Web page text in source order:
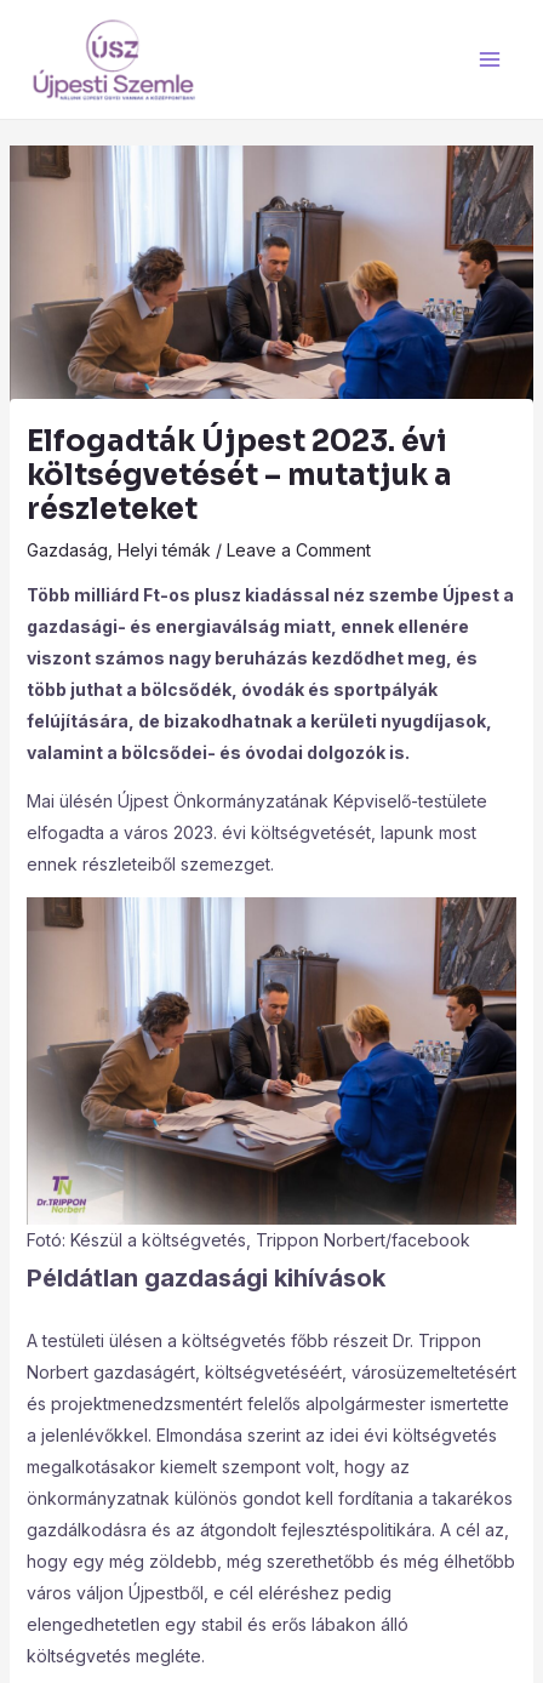
content
Elfogadták Újpest 2023. évi
költségvetését – mutatjuk a
részleteket
Gazdaság Helyi témák / Leave a Comment
Több milliárd Ft-os plusz kiadással néz szembe Újpest a
gazdasági- és energiaválság miatt, ennek ellenére
viszont számos nagy beruházás kezdődhet meg, és
több juthat a bölcsődék, óvodák és sportpályák
felújítására, de bizakodhatnak a kerületi nyugdíjasok,
valamint a bölcsődei- és óvodai dolgozók is.
Mai ülésén Újpest Önkormányzatának Képviselő-testülete
elfogadta a város 2023. évi költségvetését, lapunk most
ennek részleteiből szemezget.
Fotó: Készül a költségvetés, Trippon Norbert/facebook
Példátlan gazdasági kihívások
A testületi ülésen a költségvetés főbb részeit Dr. Trippon
Norbert gazdaságért, költségvetéséért, városüzemeltetésért
és projektmenedzsmentért felelős alpolgármester ismertette
a jelenlévőkkel. Elmondása szerint az idei évi költségvetés
megalkotásakor kiemelt szempont volt, hogy az
önkormányzatnak különös gondot kell fordítania a takarékos
gazdálkodásra és az átgondolt fejlesztéspolitikára. A cél az,
hogy egy még zöldebb, még szerethetőbb és még élhetőbb
város váljon Újpestből, e cél eléréshez pedig
elengedhetetlen egy stabil és erős lábakon álló
költségvetés megléte.